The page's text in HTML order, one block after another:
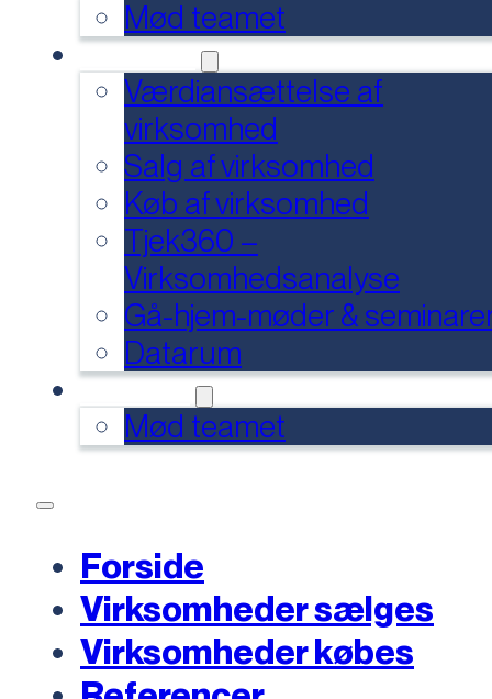
Mød teamet
Værdiansættelse af
virksomhed
Salg af virksomhed
Køb af virksomhed
Tjek360 –
Virksomhedsanalyse
Gå-hjem-møder &
Datarum
Mød teamet
Forside
Virksomheder sælges
Virksomheder købes